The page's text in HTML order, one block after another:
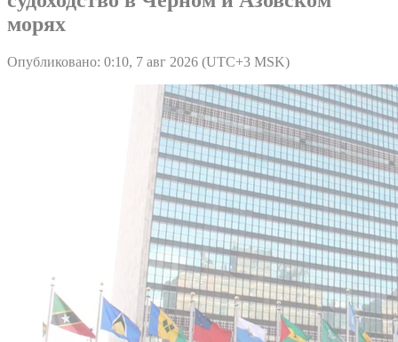
морях
Опубликовано: 0:10, 7 авг 2026 (UTC+3 MSK)